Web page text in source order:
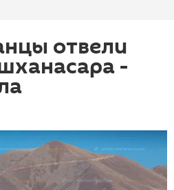
отвели
-